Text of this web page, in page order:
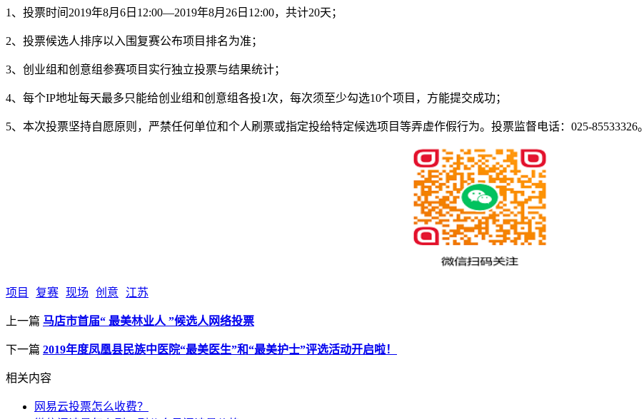
1、投票时间2019年8月6日12:00—2019年8月26日12:00，共计20天；
2、投票候选人排序以入围复赛公布项目排名为准；
3、创业组和创意组参赛项目实行独立投票与结果统计；
4、每个IP地址每天最多只能给创业组和创意组各投1次，每次须至少勾选10个项目，方能提交成功；
5、本次投票坚持自愿原则，严禁任何单位和个人刷票或指定投给特定候选项目等弄虚作假行为。投票监督电话：025-85533326。
项目 复赛 现场 创意 江苏
上一篇 马店市首届“ 最美林业人 ”候选人网络投票
下一篇 2019年度凤凰县民族中医院“最美医生”和“最美护士”评选活动开启啦！
相关内容
网易云投票怎么收费？